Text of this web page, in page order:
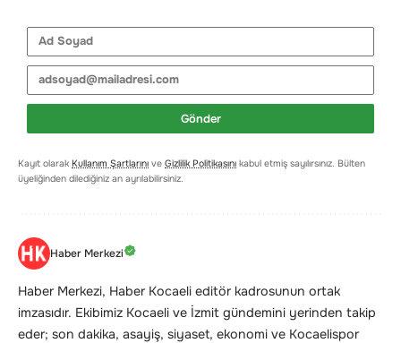
Gönder
Kayıt olarak Kullanım Şartlarını ve Gizlilik Politikasını kabul etmiş sayılırsınız. Bülten
üyeliğinden dilediğiniz an ayrılabilirsiniz.
Haber Merkezi
Haber Merkezi, Haber Kocaeli editör kadrosunun ortak
imzasıdır. Ekibimiz Kocaeli ve İzmit gündemini yerinden takip
eder; son dakika, asayiş, siyaset, ekonomi ve Kocaelispor